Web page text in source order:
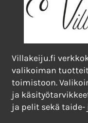
Villakeiju.fi
valikoiman
toimistoon.
ja
ja pelit sekä